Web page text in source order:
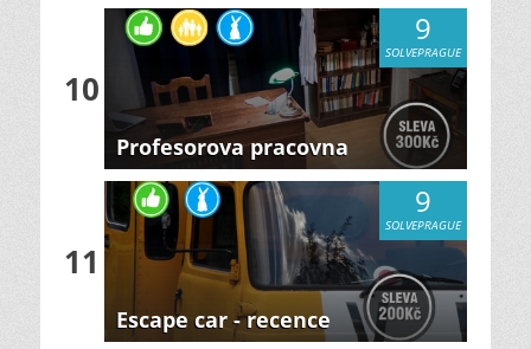
10
9
SOLVEPRAGUE
Profesorova pracovna
11
9
SOLVEPRAGUE
Escape car - recence